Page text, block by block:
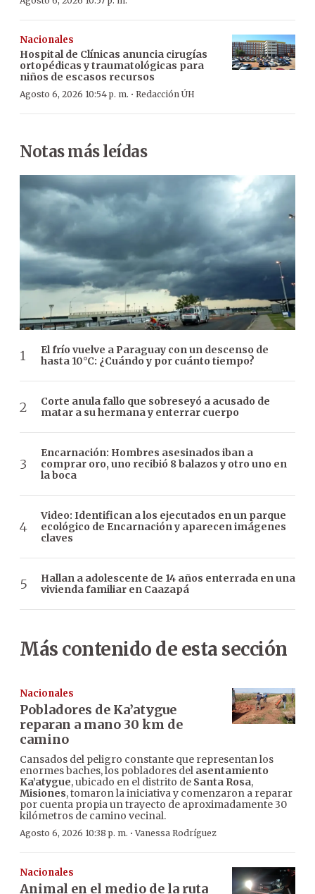
Nacionales
Hospital de Clínicas anuncia cirugías
ortopédicas y traumatológicas para
niños de escasos recursos
Agosto 6, 2026 10:54 p. m. · Redacción ÚH
Notas más leídas
El frío vuelve a Paraguay con un descenso de
hasta 10°C: ¿Cuándo y por cuánto tiempo?
Corte anula fallo que sobreseyó a acusado de
matar a su hermana y enterrar cuerpo
Encarnación: Hombres asesinados iban a
comprar oro, uno recibió 8 balazos y otro uno en
la boca
Video: Identifican a los ejecutados en un parque
ecológico de Encarnación y aparecen imágenes
claves
Hallan a adolescente de 14 años enterrada en una
vivienda familiar en Caazapá
Más contenido de esta sección
Nacionales
Pobladores de Ka’atygue
reparan a mano 30 km de
camino
Cansados del peligro constante que representan los
enormes baches, los pobladores del asentamiento
Ka’atygue, ubicado en el distrito de Santa Rosa,
Misiones, tomaron la iniciativa y comenzaron a reparar
por cuenta propia un trayecto de aproximadamente 30
kilómetros de camino vecinal.
Agosto 6, 2026 10:38 p. m. ·Vanessa Rodríguez
Nacionales
Animal en el medio de la ruta